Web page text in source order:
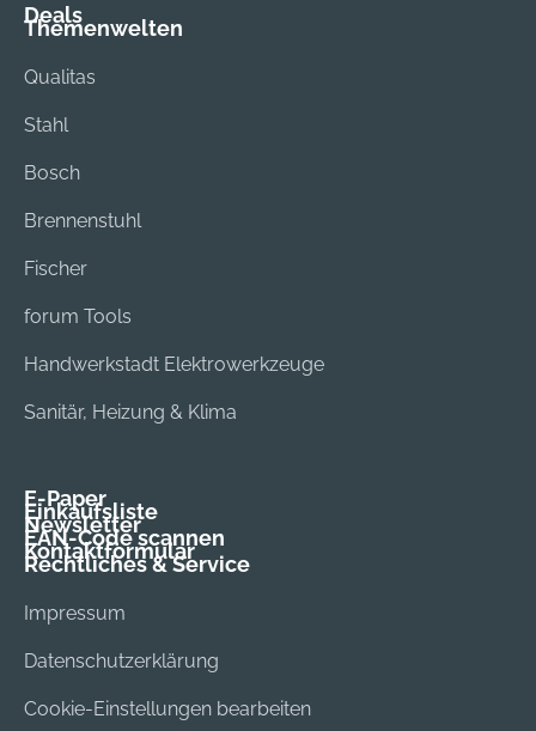
Deals
Themenwelten
Qualitas
Stahl
Bosch
Brennenstuhl
Fischer
forum Tools
Handwerkstadt Elektrowerkzeuge
Sanitär, Heizung & Klima
E-Paper
Einkaufsliste
Newsletter
EAN-Code scannen
Kontaktformular
Rechtliches & Service
Impressum
Datenschutzerklärung
Cookie-Einstellungen bearbeiten